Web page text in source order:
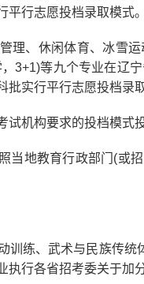
平行志愿投档录取模式
、休闲体育、冰雪运
3+1)等九个专业在辽
批实行平行志愿投档录
机构要求的投档模式
地教育行政部门(或招
练、武术与民族传统
执行各省招考委关于加